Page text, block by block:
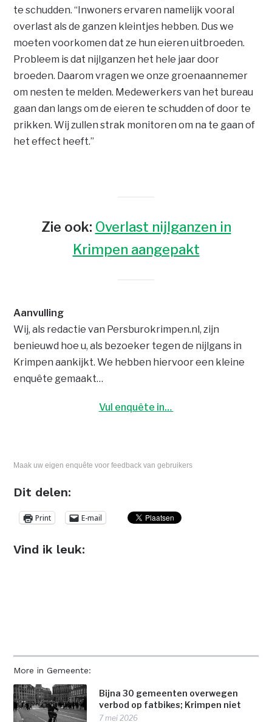
More in Gemeente:
Bijna 30 gemeenten overwegen
verbod op fatbikes; Krimpen niet
7 mei 2026
te schudden. “Inwoners ervaren namelijk vooral
overlast als de ganzen kleintjes hebben. Dus we
moeten voorkomen dat ze hun eieren uitbroeden.
Probleem is dat nijlganzen het hele jaar door
broeden. Daarom vragen we onze groenaannemer
om nesten te melden. Medewerkers van het bureau
gaan dan langs om de eieren te schudden of door te
prikken. Wij zullen strak monitoren om na te gaan of
het effect heeft.”
Zie ook: Overlast nijlganzen in
Krimpen aangepakt
Aanvulling
Wij, als redactie van Persburokrimpen.nl, zijn
benieuwd hoe u, als bezoeker tegen de nijlgans in
Krimpen aankijkt. We hebben hiervoor een kleine
enquête gemaakt…
Vul enquête in…
Maak uw eigen enquête voor feedback van gebruikers
Dit delen:
Print E-mail
Vind ik leuk: